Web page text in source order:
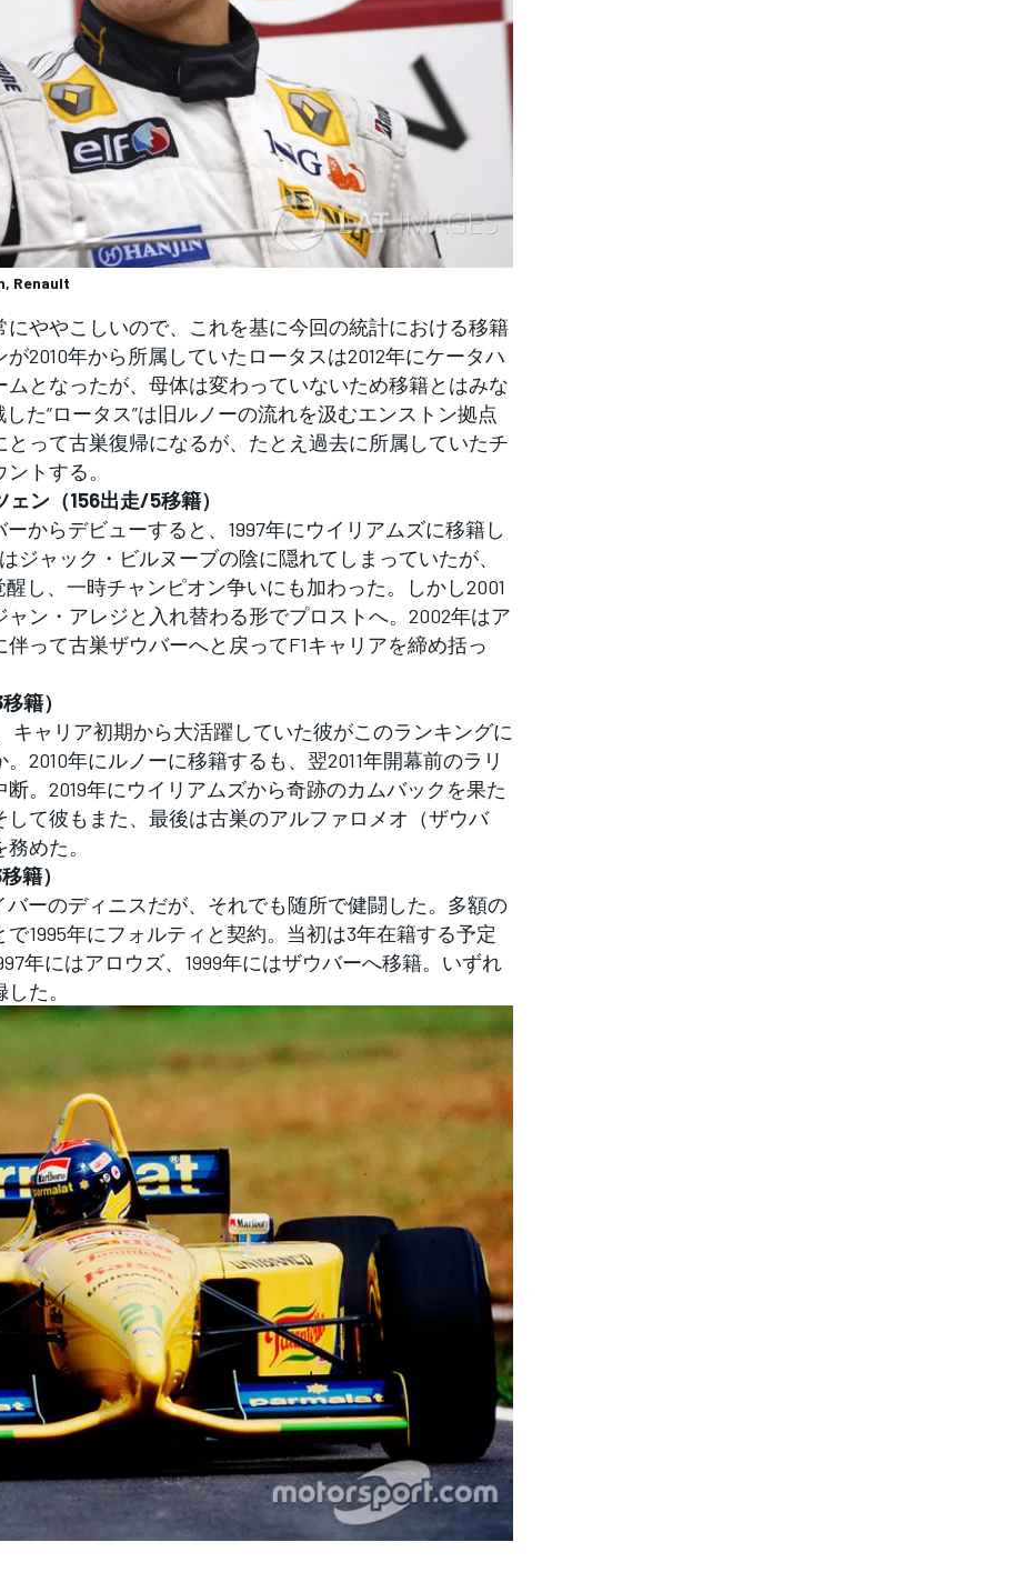
Renault
ややこしいので、これを基に今回の統計における移籍
2010年から所属していたロータスは2012年にケータハ
となったが、母体は変わっていないため移籍とはみな
た“ロータス”は旧ルノーの流れを汲むエンストン拠点
って古巣復帰になるが、たとえ過去に所属していたチ
トする。
ン（156出走/5移籍）
からデビューすると、1997年にウイリアムズに移籍し
ジャック・ビルヌーブの陰に隠れてしまっていたが、
し、一時チャンピオン争いにも加わった。しかし2001
ン・アレジと入れ替わる形でプロストへ。2002年はア
って古巣ザウバーへと戻ってF1キャリアを締め括っ
籍）
ャリア初期から大活躍していた彼がこのランキングに
2010年にルノーに移籍するも、翌2011年開幕前のラリ
。2019年にウイリアムズから奇跡のカムバックを果た
て彼もまた、最後は古巣のアルファロメオ（ザウバ
めた。
籍）
ーのディニスだが、それでも随所で健闘した。多額の
1995年にフォルティと契約。当初は3年在籍する予定
年にはアロウズ、1999年にはザウバーへ移籍。いずれ
た。